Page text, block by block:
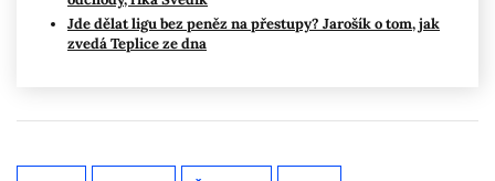
Jde dělat ligu bez peněz na přestupy? Jarošík o tom, jak
zvedá Teplice ze dna